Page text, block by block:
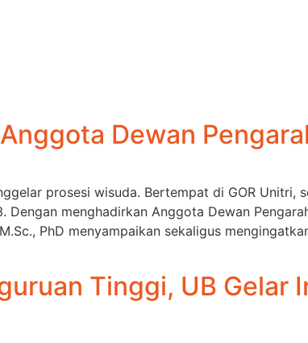
Dewan
prosesi wisuda. Bertempat di GOR Unitri,
menghadirkan Anggota Dewan
PhD menyampaikan sekaligus
Tinggi, UB Gelar